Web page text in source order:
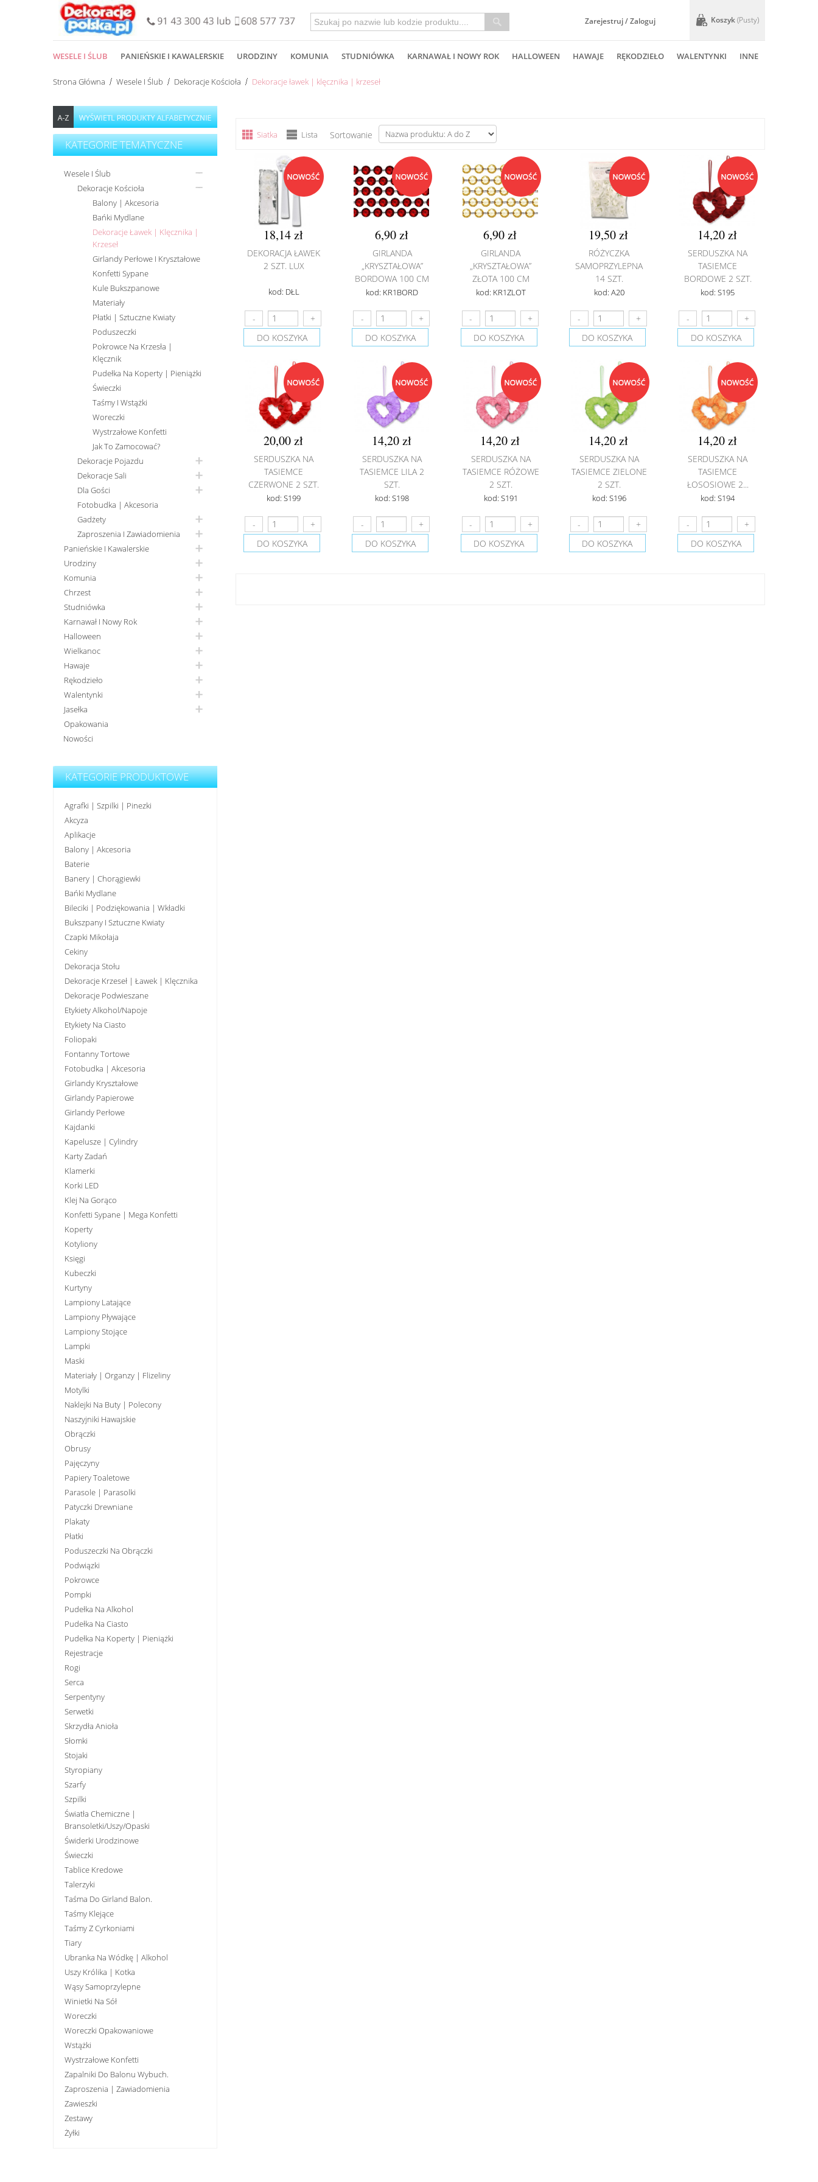
Zarejestruj / Zaloguj Koszyk(pusty)
WESELE I ŚLUB PANIEŃSKIE I KAWALERSKIE URODZINY KOMUNIA STUDNIÓWKA KARNAWAŁ I NOWY ROK HALLOWEEN HAWAJE RĘKODZIEŁO WALENTYNKI INNE
Strona Główna Wesele I Ślub Dekoracje Kościoła Dekoracje ławek | klęcznika | krzeseł
KATEGORIE TEMATYCZNE
Wesele I Ślub
Dekoracje Kościoła
Balony | Akcesoria
Bańki Mydlane
Dekoracje Ławek | Klęcznika |
Krzeseł
Girlandy Perłowe I Kryształowe
Konfetti Sypane
Kule Bukszpanowe
Materiały
Płatki | Sztuczne Kwiaty
Poduszeczki
Pokrowce Na Krzesła |
Klęcznik
Pudełka Na Koperty | Pieniążki
Świeczki
Taśmy I Wstążki
Woreczki
Wystrzałowe Konfetti
Jak To Zamocować?
Dekoracje Pojazdu
Dekoracje Sali
Dla Gości
Fotobudka | Akcesoria
Gadżety
Zaproszenia I Zawiadomienia
Panieńskie I Kawalerskie
Urodziny
Komunia
Chrzest
Studniówka
Karnawał I Nowy Rok
Halloween
Wielkanoc
Hawaje
Rękodzieło
Walentynki
Jasełka
Opakowania
Nowości
KATEGORIE PRODUKTOWE
Agrafki | Szpilki | Pinezki
Akcyza
Aplikacje
Balony | Akcesoria
Baterie
Banery | Chorągiewki
Bańki Mydlane
Bileciki | Podziękowania | Wkładki
Bukszpany I Sztuczne Kwiaty
Czapki Mikołaja
Cekiny
Dekoracja Stołu
Dekoracje Krzeseł | Ławek | Klęcznika
Dekoracje Podwieszane
Etykiety Alkohol/Napoje
Etykiety Na Ciasto
Foliopaki
Fontanny Tortowe
Fotobudka | Akcesoria
Girlandy Kryształowe
Girlandy Papierowe
Girlandy Perłowe
Kajdanki
Kapelusze | Cylindry
Karty Zadań
Klamerki
Korki LED
Klej Na Gorąco
Konfetti Sypane | Mega Konfetti
Koperty
Kotyliony
Księgi
Kubeczki
Kurtyny
Lampiony Latające
Lampiony Pływające
Lampiony Stojące
Lampki
Maski
Materiały | Organzy | Flizeliny
Motylki
Naklejki Na Buty | Polecony
Naszyjniki Hawajskie
Obrączki
Obrusy
Pajęczyny
Papiery Toaletowe
Parasole | Parasolki
Patyczki Drewniane
Plakaty
Płatki
Poduszeczki Na Obrączki
Podwiązki
Pokrowce
Pompki
Pudełka Na Alkohol
Pudełka Na Ciasto
Pudełka Na Koperty | Pieniążki
Rejestracje
Rogi
Serca
Serpentyny
Serwetki
Skrzydła Anioła
Słomki
Stojaki
Styropiany
Szarfy
Szpilki
Światła Chemiczne |
Bransoletki/uszy/opaski
Świderki Urodzinowe
Świeczki
Tablice Kredowe
Talerzyki
Taśma Do Girland Balon.
Taśmy Klejące
Taśmy Z Cyrkoniami
Tiary
Ubranka Na Wódkę | Alkohol
Uszy Królika | Kotka
Wąsy Samoprzylepne
Winietki Na Sół
Woreczki
Woreczki Opakowaniowe
Wstążki
Wystrzałowe Konfetti
Zapalniki Do Balonu Wybuch.
Zaproszenia | Zawiadomienia
Zawieszki
Zestawy
Żyłki
Siatka Lista Sortowanie
18,14 zł
DEKORACJA ŁAWEK
2 SZT. LUX
kod: DŁL
DO KOSZYKA
6,90 zł
GIRLANDA
„KRYSZTAŁOWA”
BORDOWA 100 CM
kod: KR1BORD
DO KOSZYKA
6,90 zł
GIRLANDA
„KRYSZTAŁOWA”
ZŁOTA 100 CM
kod: KR1ZLOT
DO KOSZYKA
19,50 zł
RÓŻYCZKA
SAMOPRZYLEPNA
14 SZT.
kod: A20
DO KOSZYKA
14,20 zł
SERDUSZKA NA
TASIEMCE
BORDOWE 2 SZT.
kod: S195
DO KOSZYKA
20,00 zł
SERDUSZKA NA
TASIEMCE
CZERWONE 2 SZT.
kod: S199
DO KOSZYKA
14,20 zł
SERDUSZKA NA
TASIEMCE LILA 2
SZT.
kod: S198
DO KOSZYKA
14,20 zł
SERDUSZKA NA
TASIEMCE RÓŻOWE
2 SZT.
kod: S191
DO KOSZYKA
14,20 zł
SERDUSZKA NA
TASIEMCE ZIELONE
2 SZT.
kod: S196
DO KOSZYKA
14,20 zł
SERDUSZKA NA
TASIEMCE
ŁOSOSIOWE 2...
kod: S194
DO KOSZYKA